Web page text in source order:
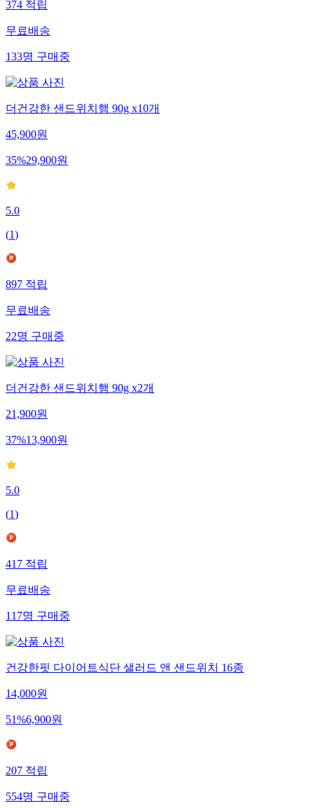
374적립
무료배송
133명구매중
더건강한 샌드위치햄 90g x10개
45,900원
35%29,900원
5.0
(1)
897적립
무료배송
22명구매중
더건강한 샌드위치햄 90g x2개
21,900원
37%13,900원
5.0
(1)
417적립
무료배송
117명구매중
건강한핏 다이어트식단 샐러드 앤 샌드위치 16종
14,000원
51%6,900원
207적립
554명구매중